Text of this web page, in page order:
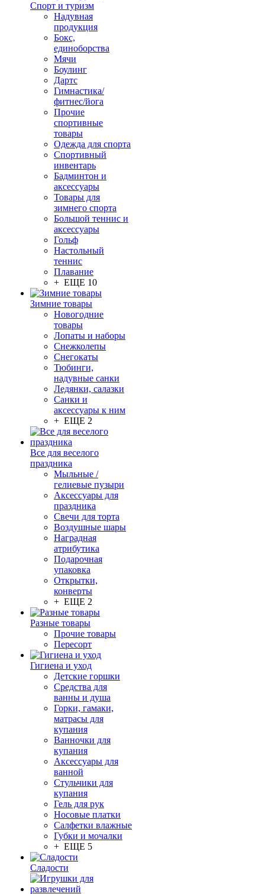
Спорт и туризм
Надувная
продукция
Бокс,
единоборства
Мячи
Боулинг
Дартс
Гимнастика/
фитнес/йога
Прочие
спортивные
товары
Одежда для спорта
Спортивный
инвентарь
Бадминтон и
аксессуары
Товары для
зимнего спорта
Большой теннис и
аксессуары
Гольф
Настольный
теннис
Плавание
+ ЕЩЕ 10
Зимние товары
Новогодние
товары
Лопаты и наборы
Снежколепы
Снегокаты
Тюбинги,
надувные санки
Ледянки, салазки
Санки и
аксессуары к ним
+ ЕЩЕ 2
Все для веселого
праздника
Мыльные /
гелиевые пузыри
Аксессуары для
праздника
Свечи для торта
Воздушные шары
Наградная
атрибутика
Подарочная
упаковка
Открытки,
конверты
+ ЕЩЕ 2
Разные товары
Прочие товары
Пересорт
Гигиена и уход
Детские горшки
Средства для
ванны и душа
Горки, гамаки,
матрасы для
купания
Ванночки для
купания
Аксессуары для
ванной
Стульчики для
купания
Гель для рук
Носовые платки
Салфетки влажные
Губки и мочалки
+ ЕЩЕ 5
Сладости